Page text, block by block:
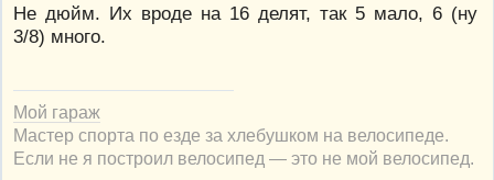
Не дюйм. Их вроде на 16 делят, так 5 мало, 6 (ну
3/8) много.
Мой гараж
Мастер спорта по езде за хлебушком на велосипеде.
Если не я построил велосипед — это не мой велосипед.